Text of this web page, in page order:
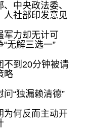
中央政法委、
人社部印发意见
力却无计可
无解三选一”
不到20分钟被请
略
“独漏赖清德”
为何反而主动开